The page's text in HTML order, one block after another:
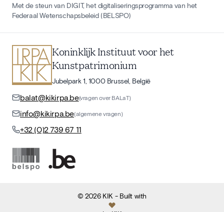
Met de steun van DIGIT, het digitaliseringsprogramma van het
Federaal Wetenschapsbeleid (BELSPO)
Koninklijk Instituut voor het
Kunstpatrimonium
Jubelpark 1, 1000 Brussel, België
balat@kikirpa.be(vragen over BALaT)
info@kikirpa.be(algemene vragen)
+32 (0)2 739 67 11
©2026 KIK - Built with